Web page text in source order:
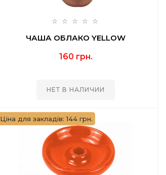
ЧАША ОБЛАКО YELLOW
160 грн.
НЕТ В НАЛИЧИИ
Ціна для закладів: 144 грн.